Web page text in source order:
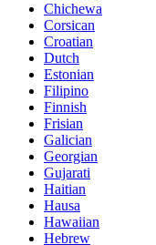
Chichewa
Corsican
Croatian
Dutch
Estonian
Filipino
Finnish
Frisian
Galician
Georgian
Gujarati
Haitian
Hausa
Hawaiian
Hebrew